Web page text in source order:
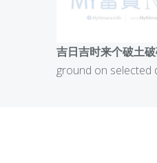
吉日吉时来个破土
ground on selected